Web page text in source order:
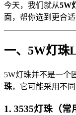
今天，我们就从5W
面，帮你选到更合适
一、5W灯珠
5W灯珠并不是一个
珠，它可能采用不
1. 3535灯珠（常